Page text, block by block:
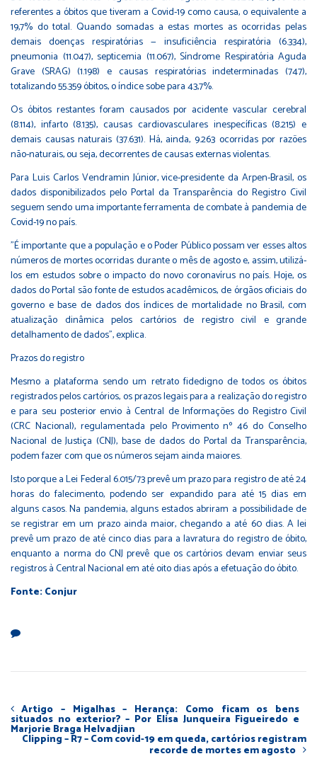
referentes a óbitos que tiveram a Covid-19 como causa, o equivalente a
19,7% do total. Quando somadas a estas mortes as ocorridas pelas
demais doenças respiratórias — insuficiência respiratória (6.334),
pneumonia (11.047), septicemia (11.067), Síndrome Respiratória Aguda
Grave (SRAG) (1.198) e causas respiratórias indeterminadas (747),
totalizando 55.359 óbitos, o índice sobe para 43,7%.
Os óbitos restantes foram causados por acidente vascular cerebral
(8.114), infarto (8.135), causas cardiovasculares inespecíficas (8.215) e
demais causas naturais (37.631). Há, ainda, 9.263 ocorridas por razões
não-naturais, ou seja, decorrentes de causas externas violentas.
Para Luis Carlos Vendramin Júnior, vice-presidente da Arpen-Brasil, os
dados disponibilizados pelo Portal da Transparência do Registro Civil
seguem sendo uma importante ferramenta de combate à pandemia de
Covid-19 no país.
"É importante que a população e o Poder Público possam ver esses altos
números de mortes ocorridas durante o mês de agosto e, assim, utilizá-
los em estudos sobre o impacto do novo coronavírus no país. Hoje, os
dados do Portal são fonte de estudos acadêmicos, de órgãos oficiais do
governo e base de dados dos índices de mortalidade no Brasil, com
atualização dinâmica pelos cartórios de registro civil e grande
detalhamento de dados", explica.
Prazos do registro
Mesmo a plataforma sendo um retrato fidedigno de todos os óbitos
registrados pelos cartórios, os prazos legais para a realização do registro
e para seu posterior envio à Central de Informações do Registro Civil
(CRC Nacional), regulamentada pelo Provimento nº 46 do Conselho
Nacional de Justiça (CNJ), base de dados do Portal da Transparência,
podem fazer com que os números sejam ainda maiores.
Isto porque aLei Federal 6.015/73prevê um prazo para registro de até 24
horas do falecimento, podendo ser expandido para até 15 dias em
alguns casos. Na pandemia, alguns estados abriram a possibilidade de
se registrar em um prazo ainda maior, chegando a até 60 dias. A lei
prevê um prazo de até cinco dias para a lavratura do registro de óbito,
enquanto a norma do CNJ prevê que os cartórios devam enviar seus
registros à Central Nacional em até oito dias após a efetuação do óbito.
Fonte: Conjur
Artigo – Migalhas – Herança: Como ficam os bens
situados no exterior? – Por Elisa Junqueira Figueiredo e
Marjorie Braga Helvadjian
Clipping – R7 – Com covid-19 em queda, cartórios registram
recorde de mortes em agosto